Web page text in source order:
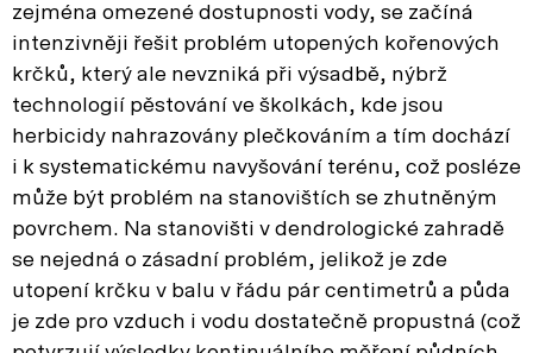
zejména omezené dostupnosti vody, se začíná
intenzivněji řešit problém utopených kořenových
krčků, který ale nevzniká při výsadbě, nýbrž
technologií pěstování ve školkách, kde jsou
herbicidy nahrazovány plečkováním a tím dochází
i k systematickému navyšování terénu, což posléze
může být problém na stanovištích se zhutněným
povrchem. Na stanovišti v dendrologické zahradě
se nejedná o zásadní problém, jelikož je zde
utopení krčku v balu v řádu pár centimetrů a půda
je zde pro vzduch i vodu dostatečně propustná (což